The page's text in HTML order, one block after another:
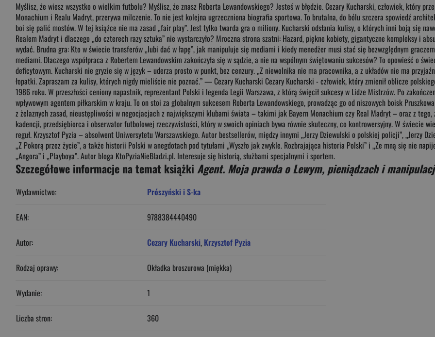
Myślisz, że wiesz wszystko o wielkim futbolu? Myślisz, że znasz Roberta Lewandowskiego? Jesteś w błędzie. Cezary Kucharski, człowiek, który
Monachium i Realu Madryt, przerywa milczenie. To nie jest kolejna ugrzeczniona biografia sportowa. To brutalna, do bólu szczera spowiedź
boi się palić mostów. W tej książce nie ma zasad „fair play”. Jest tylko twarda gra o miliony. Kucharski odsłania kulisy, o których inni boją się
Realem Madryt i dlaczego „do czterech razy sztuka” nie wystarczyło? Mroczna strona szatni: Hazard, piękne kobiety, gigantyczne kompleksy i
wydać. Brudna gra: Kto w świecie transferów „lubi dać w łapę”, jak manipuluje się mediami i kiedy menedżer musi stać się bezwzględnym
mediami. Dlaczego współpraca z Robertem Lewandowskim zakończyła się w sądzie, a nie na wspólnym świętowaniu sukcesów? To opowieść o
deficytowym. Kucharski nie gryzie się w język – uderza prosto w punkt, bez cenzury. „Z niewolnika nie ma pracownika, a z układów nie ma
łopatki. Zapraszam za kulisy, których nigdy mieliście nie poznać.” — Cezary Kucharski Cezary Kucharski - człowiek, który zmienił oblicze
1986 roku. W przeszłości ceniony napastnik, reprezentant Polski i legenda Legii Warszawa, z którą święcił sukcesy w Lidze Mistrzów. Po
wpływowym agentem piłkarskim w kraju. To on stoi za globalnym sukcesem Roberta Lewandowskiego, prowadząc go od niszowych boisk
z żelaznych zasad, nieustępliwości w negocjacjach z największymi klubami świata – takimi jak Bayern Monachium czy Real Madryt – oraz z tego,
kadencji, przedsiębiorca i obserwator futbolowej rzeczywistości, który w swoich opiniach bywa równie skuteczny, co kontrowersyjny. W świecie
reguł. Krzysztof Pyzia – absolwent Uniwersytetu Warszawskiego. Autor bestsellerów, między innymi „Jerzy Dziewulski o polskiej policji”, „Jerzy
„Z Pokorą przez życie”, a także historii Polski w anegdotach pod tytułami „Wyszło jak zwykle. Rozbrajająca historia Polski” i „Ze mną się nie
„Angora” i „Playboya”. Autor bloga KtoPyziaNieBladzi.pl. Interesuje się historią, służbami specjalnymi i sportem.
Szczegółowe informacje na temat książki Agent. Moja prawda o Lewym, pieniądzach i
Wydawnictwo: Prószyński i S-ka
EAN: 9788384440490
Autor: Cezary Kucharski, Krzysztof Pyzia
Rodzaj oprawy: Okładka broszurowa (miękka)
Wydanie: 1
Liczba stron: 360